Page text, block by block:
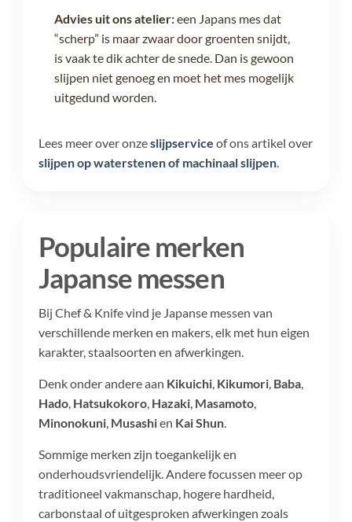
Advies uit ons atelier:een Japans mes dat
“scherp” is maar zwaar door groenten snijdt,
is vaak te dik achter de snede. Dan is gewoon
slijpen niet genoeg en moet het mes mogelijk
uitgedund worden.
Lees meer over onzeslijpservice of ons artikel over
slijpen op waterstenen of machinaal slijpen.
Populaire merken
Japanse messen
Bij Chef & Knife vind je Japanse messen van
verschillende merken en makers, elk met hun eigen
karakter, staalsoorten en afwerkingen.
Denk onder andere aan Kikuichi, Kikumori, Baba,
Hado, Hatsukokoro, Hazaki, Masamoto,
Minonokuni, Musashien Kai Shun.
Sommige merken zijn toegankelijk en
onderhoudsvriendelijk. Andere focussen meer op
traditioneel vakmanschap, hogere hardheid,
carbonstaal of uitgesproken afwerkingen zoals